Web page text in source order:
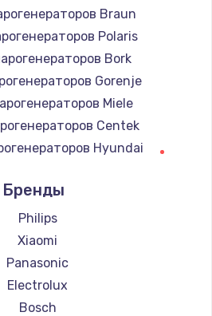
Braun
Polaris
Bork
Gorenje
Miele
Centek
Hyundai
DELTA
Silter
Chayka
Beko
Vivitek
RED solution
Бренды
Philips
Xiaomi
Panasonic
Electrolux
Bosch